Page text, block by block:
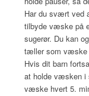
Har du svært ved
tilbyde væske på
sugerør. Du kan
tæller som væske
Hvis dit barn
at holde væsken i
væske hvert 5.